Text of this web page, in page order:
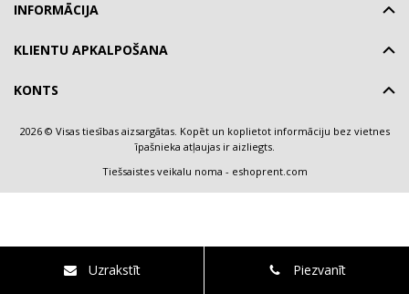
INFORMĀCIJA
KLIENTU APKALPOŠANA
KONTS
2026 © Visas tiesības aizsargātas. Kopēt un koplietot informāciju bez vietnes
īpašnieka atļaujas ir aizliegts.
Tiešsaistes veikalu noma - eshoprent.com
Uzrakstīt Piezvanīt